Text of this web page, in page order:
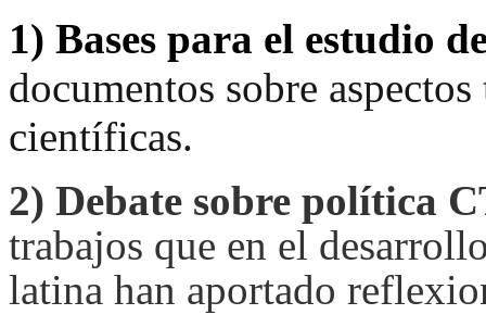
1) Bases para el estudio
documentos sobre
científicas.
2) Debate sobre política
trabajos que en el
latina han aportado